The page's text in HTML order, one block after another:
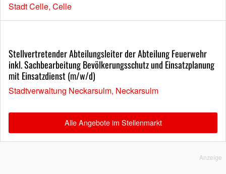
Stadt Celle, Celle
Stellvertretender Abteilungsleiter der Abteilung Feuerwehr
inkl. Sachbearbeitung Bevölkerungsschutz und Einsatzplanung
mit Einsatzdienst (m/w/d)
Stadtverwaltung Neckarsulm, Neckarsulm
Alle Angebote im Stellenmarkt
Anzeige